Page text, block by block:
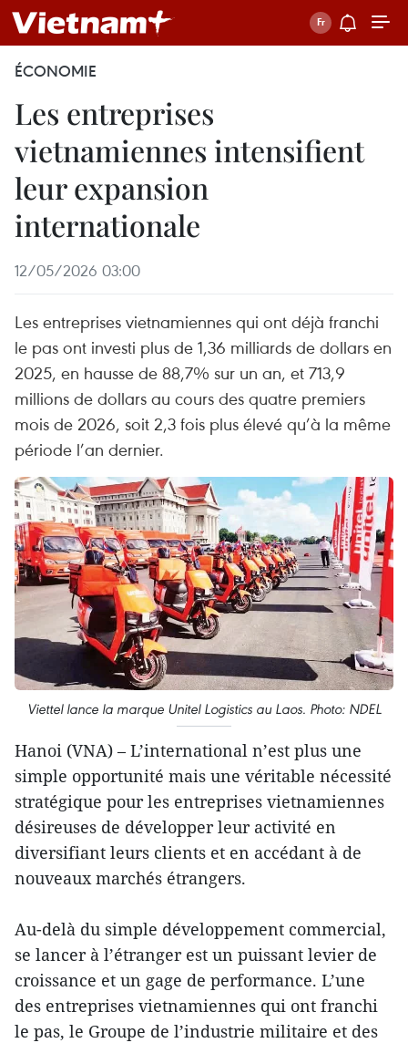
ÉCONOMIE
Les entreprises
vietnamiennes intensifient
leur expansion
internationale
12/05/2026 03:00
Les entreprises vietnamiennes qui ont déjà franchi
le pas ont investi plus de 1,36 milliards de dollars en
2025, en hausse de 88,7% sur un an, et 713,9
millions de dollars au cours des quatre premiers
mois de 2026, soit 2,3 fois plus élevé qu’à la même
période l’an dernier.
Viettel lance la marque Unitel Logistics au Laos. Photo: NDEL
Hanoi (VNA) – L’international n’est plus une
simple opportunité mais une véritable nécessité
stratégique pour les entreprises vietnamiennes
désireuses de développer leur activité en
diversifiant leurs clients et en accédant à de
nouveaux marchés étrangers.
Au-delà du simple développement commercial,
se lancer à l’étranger est un puissant levier de
croissance et un gage de performance. L’une
des entreprises vietnamiennes qui ont franchi
le pas, le Groupe de l’industrie militaire et des